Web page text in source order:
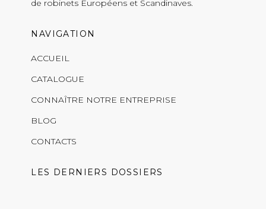
de robinets Européens et Scandinaves.
NAVIGATION
ACCUEIL
CATALOGUE
CONNAÎTRE NOTRE ENTREPRISE
BLOG
CONTACTS
LES DERNIERS DOSSIERS